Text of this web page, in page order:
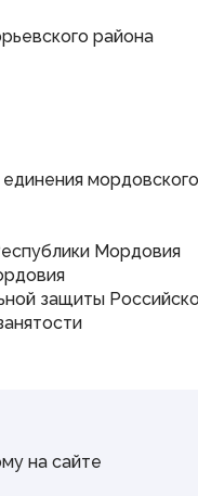
района
Мордовия
защиты
на сайте